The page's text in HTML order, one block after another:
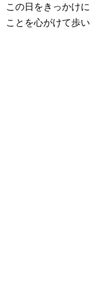
この日をきっかけ
ことを心がけて歩